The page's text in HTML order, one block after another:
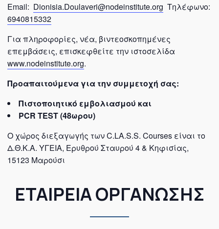
Email: Dionisia.Doulaveri@nodeinstitute.org Τηλέφωνο:
6940815332
Για πληροφορίες, νέα, βιντεοσκοπημένες
επεμβάσεις, επισκεφθείτε την ιστοσελίδα
www.nodeinstitute.org.
Προαπαιτούμενα για την συμμετοχή σας:
Πιστοποιητικό εμβολιασμού και
PCR TEST (48ωρου)
Ο χώρος διεξαγωγής τωνC.LA.S.S. Courses είναι το
Δ.Θ.Κ.Α. ΥΓΕΙΑ, Ερυθρού Σταυρού 4 & Κηφισίας,
15123 Μαρούσι
ΕΤΑΙΡΕΙΑ ΟΡΓΑΝΩΣΗΣ